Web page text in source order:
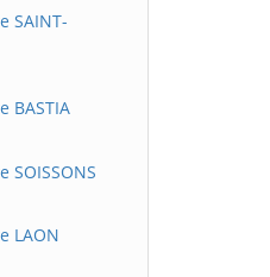
SAINT-
BASTIA
LAON